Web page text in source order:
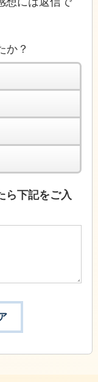
か？
ら下記をご入